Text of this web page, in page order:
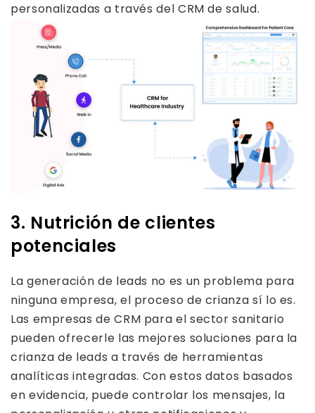
personalizadas a través del CRM de salud.
3. Nutrición de clientes
potenciales
La generación de leads no es un problema para
ninguna empresa, el proceso de crianza sí lo es.
Las empresas de CRM para el sector sanitario
pueden ofrecerle las mejores soluciones para la
crianza de leads a través de herramientas
analíticas integradas. Con estos datos basados ​​
en evidencia, puede controlar los mensajes, la